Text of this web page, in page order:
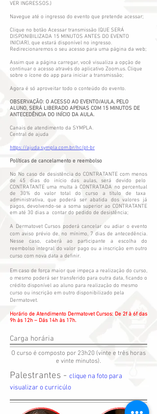
VER INGRESSOS.)
Navegue até o ingresso do evento que pretende acessar;
Clique no botão Acessar transmissão (QUE SERÁ
DISPONIBILIZADA 15 MINUTOS ANTES DO EVENTO
INICIAR), que estará disponível no ingresso.
Redirecionaremos o seu acesso para uma página da web;
Assim que a página carregar, você visualiza a opção de
continuar o acesso através do aplicativo Zoom.us. Clique
sobre o ícone do app para iniciar a transmissão;
Agora é só aproveitar todo o conteúdo do evento.
OBSERVAÇÃO: O ACESSO AO EVENTO/AULA, PELO
ALUNO, SERÁ LIBERADO APENAS COM 15 MINUTOS DE
ANTECEDÊNCIA DO INÍCIO DA AULA.
Canais de atendimento da SYMPLA.
Central de ajuda
https://ajuda.sympla.com.br/hc/pt-br
Políticas de cancelamento e reembolso
No No caso de desistência do CONTRATANTE com menos
de 45 dias do início das aulas, será devido pelo
CONTRATANTE uma multa à CONTRATADA no percentual
de 30% do valor total do curso a título de taxa
administrativa, que poderá ser abatida dos valores já
pagos, devolvendo-se a soma superior ao CONTRATANTE
em até 30 dias a contar do pedido de desistência;
A Dermatovet Cursos poderá cancelar ou adiar o evento
com aviso prévio de, no mínimo, 7 dias de antecedência.
Nesse caso, caberá ao participante a escolha do
reembolso integral do valor pago ou a inscrição em outro
curso com nova data a definir.
Em caso de força maior que impeça a realização do curso,
o mesmo poderá ser transferido para outra data, ficando o
crédito disponível ao aluno para realização do mesmo
curso ou inscrição em outro disponibilizado pela
Dermatovet.
Horário de Atendimento Dermatovet Cursos: De 2f à 6f das
9h às 12h – Dás 14h às 17h.
Carga horária
O curso é composto por 23h20 (vinte e três horas
e vinte minutos).
Palestrantes - clique na foto para
visualizar o curricúlo